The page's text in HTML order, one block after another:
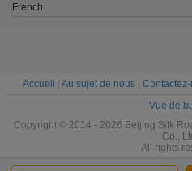
French
Accueil Au sujet de nous
Vue de
Copyright © 2014 - 2026 Beijing Silk
Co.,
All rights